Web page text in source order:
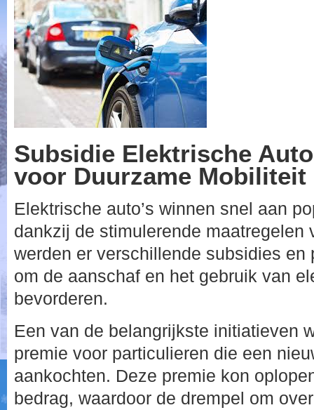
Subsidie Elektrische
voor Duurzame Mobiliteit
Elektrische auto’s winnen snel aan
dankzij de stimulerende maatregelen
werden er verschillende subsidies en
om de aanschaf en het gebruik van
bevorderen.
Een van de belangrijkste initiatieven
premie voor particulieren die een
aankochten. Deze premie kon
bedrag, waardoor de drempel om